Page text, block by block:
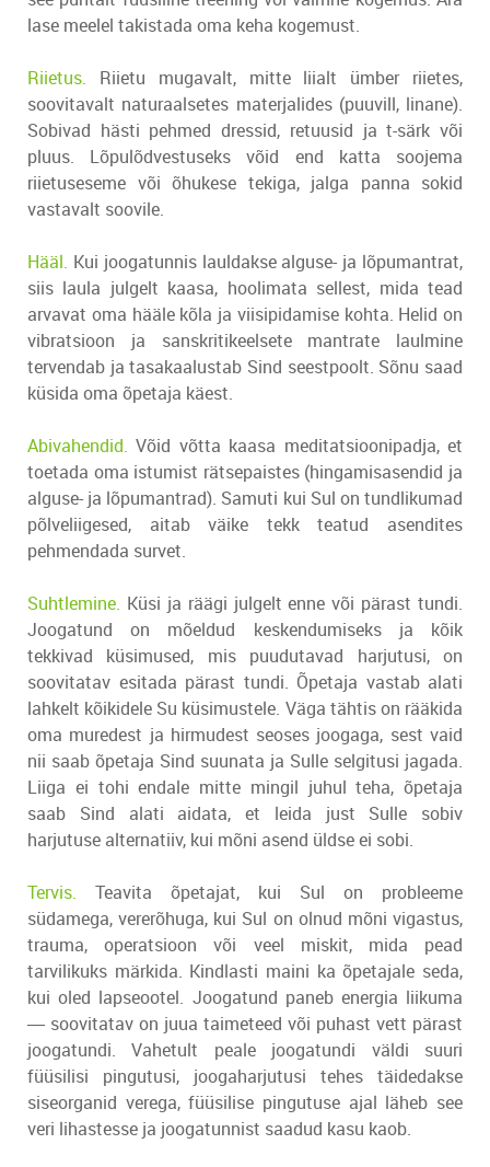
lase meelel takistada oma keha kogemust.
Riietus. Riietu mugavalt, mitte liialt ümber riietes,
soovitavalt naturaalsetes materjalides (puuvill, linane).
Sobivad hästi pehmed dressid, retuusid ja t-särk või
pluus. Lõpulõdvestuseks võid end katta soojema
riietuseseme või õhukese tekiga, jalga panna sokid
vastavalt soovile.
Hääl. Kui joogatunnis lauldakse alguse- ja lõpumantrat,
siis laula julgelt kaasa, hoolimata sellest, mida tead
arvavat oma hääle kõla ja viisipidamise kohta. Helid on
vibratsioon ja sanskritikeelsete mantrate laulmine
tervendab ja tasakaalustab Sind seestpoolt. Sõnu saad
küsida oma õpetaja käest.
Abivahendid. Võid võtta kaasa meditatsioonipadja, et
toetada oma istumist rätsepaistes (hingamisasendid ja
alguse- ja lõpumantrad). Samuti kui Sul on tundlikumad
põlveliigesed, aitab väike tekk teatud asendites
pehmendada survet.
Suhtlemine. Küsi ja räägi julgelt enne või pärast tundi.
Joogatund on mõeldud keskendumiseks ja kõik
tekkivad küsimused, mis puudutavad harjutusi, on
soovitatav esitada pärast tundi. Õpetaja vastab alati
lahkelt kõikidele Su küsimustele. Väga tähtis on rääkida
oma muredest ja hirmudest seoses joogaga, sest vaid
nii saab õpetaja Sind suunata ja Sulle selgitusi jagada.
Liiga ei tohi endale mitte mingil juhul teha, õpetaja
saab Sind alati aidata, et leida just Sulle sobiv
harjutuse alternatiiv, kui mõni asend üldse ei sobi.
Tervis. Teavita õpetajat, kui Sul on probleeme
südamega, vererõhuga, kui Sul on olnud mõni vigastus,
trauma, operatsioon või veel miskit, mida pead
tarvilikuks märkida. Kindlasti maini ka õpetajale seda,
kui oled lapseootel. Joogatund paneb energia liikuma
― soovitatav on juua taimeteed või puhast vett pärast
joogatundi. Vahetult peale joogatundi väldi suuri
füüsilisi pingutusi, joogaharjutusi tehes täidedakse
siseorganid verega, füüsilise pingutuse ajal läheb see
veri lihastesse ja joogatunnist saadud kasu kaob.